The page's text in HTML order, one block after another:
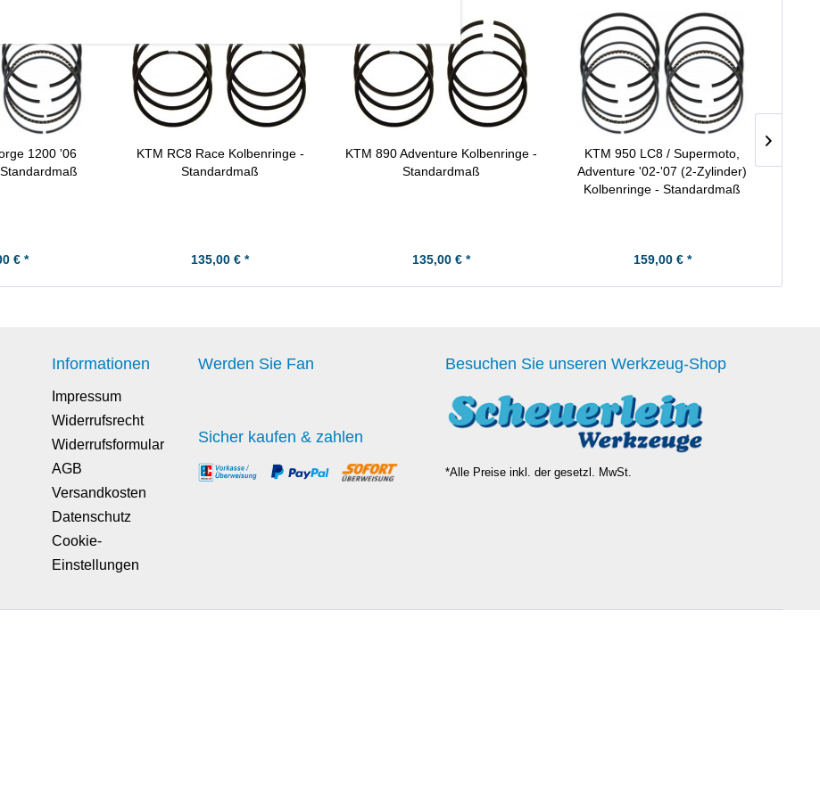
1200 '06
€ *
KTM RC8 Race Kolbenringe -
Standardmaß
135,00 € *
KTM 890 Adventure Kolbenringe -
Standardmaß
135,00 € *
KTM 950 LC8 / Supermoto,
Adventure '02-'07 (2-Zylinder)
Kolbenringe - Standardmaß
159,00 € *
Informationen
Impressum
Widerrufsrecht
Widerrufsformular
AGB
Versandkosten
Datenschutz
Cookie-
Einstellungen
Werden Sie Fan
Sicher kaufen & zahlen
Besuchen Sie unseren Werkzeug-Shop
*Alle Preise inkl. der gesetzl. MwSt.